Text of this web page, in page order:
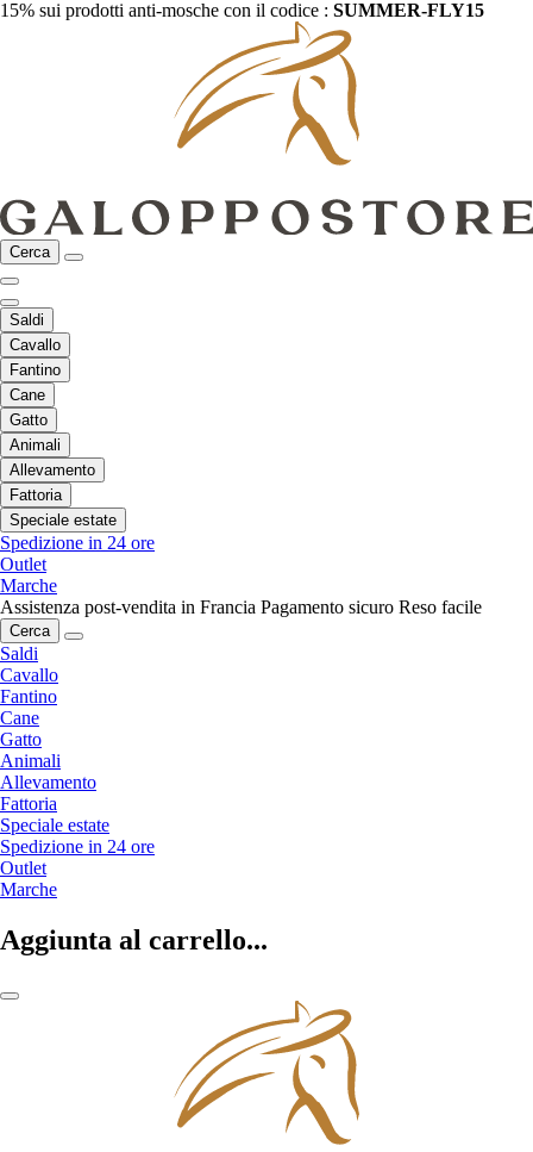
15% sui prodotti anti-mosche con il codice : SUMMER-FLY15
Cerca
Saldi
Cavallo
Fantino
Cane
Gatto
Animali
Allevamento
Fattoria
Speciale estate
Spedizione in 24 ore
Outlet
Marche
Assistenza post-vendita in Francia Pagamento sicuro Reso facile
Cerca
Saldi
Cavallo
Fantino
Cane
Gatto
Animali
Allevamento
Fattoria
Speciale estate
Spedizione in 24 ore
Outlet
Marche
Aggiunta al carrello...